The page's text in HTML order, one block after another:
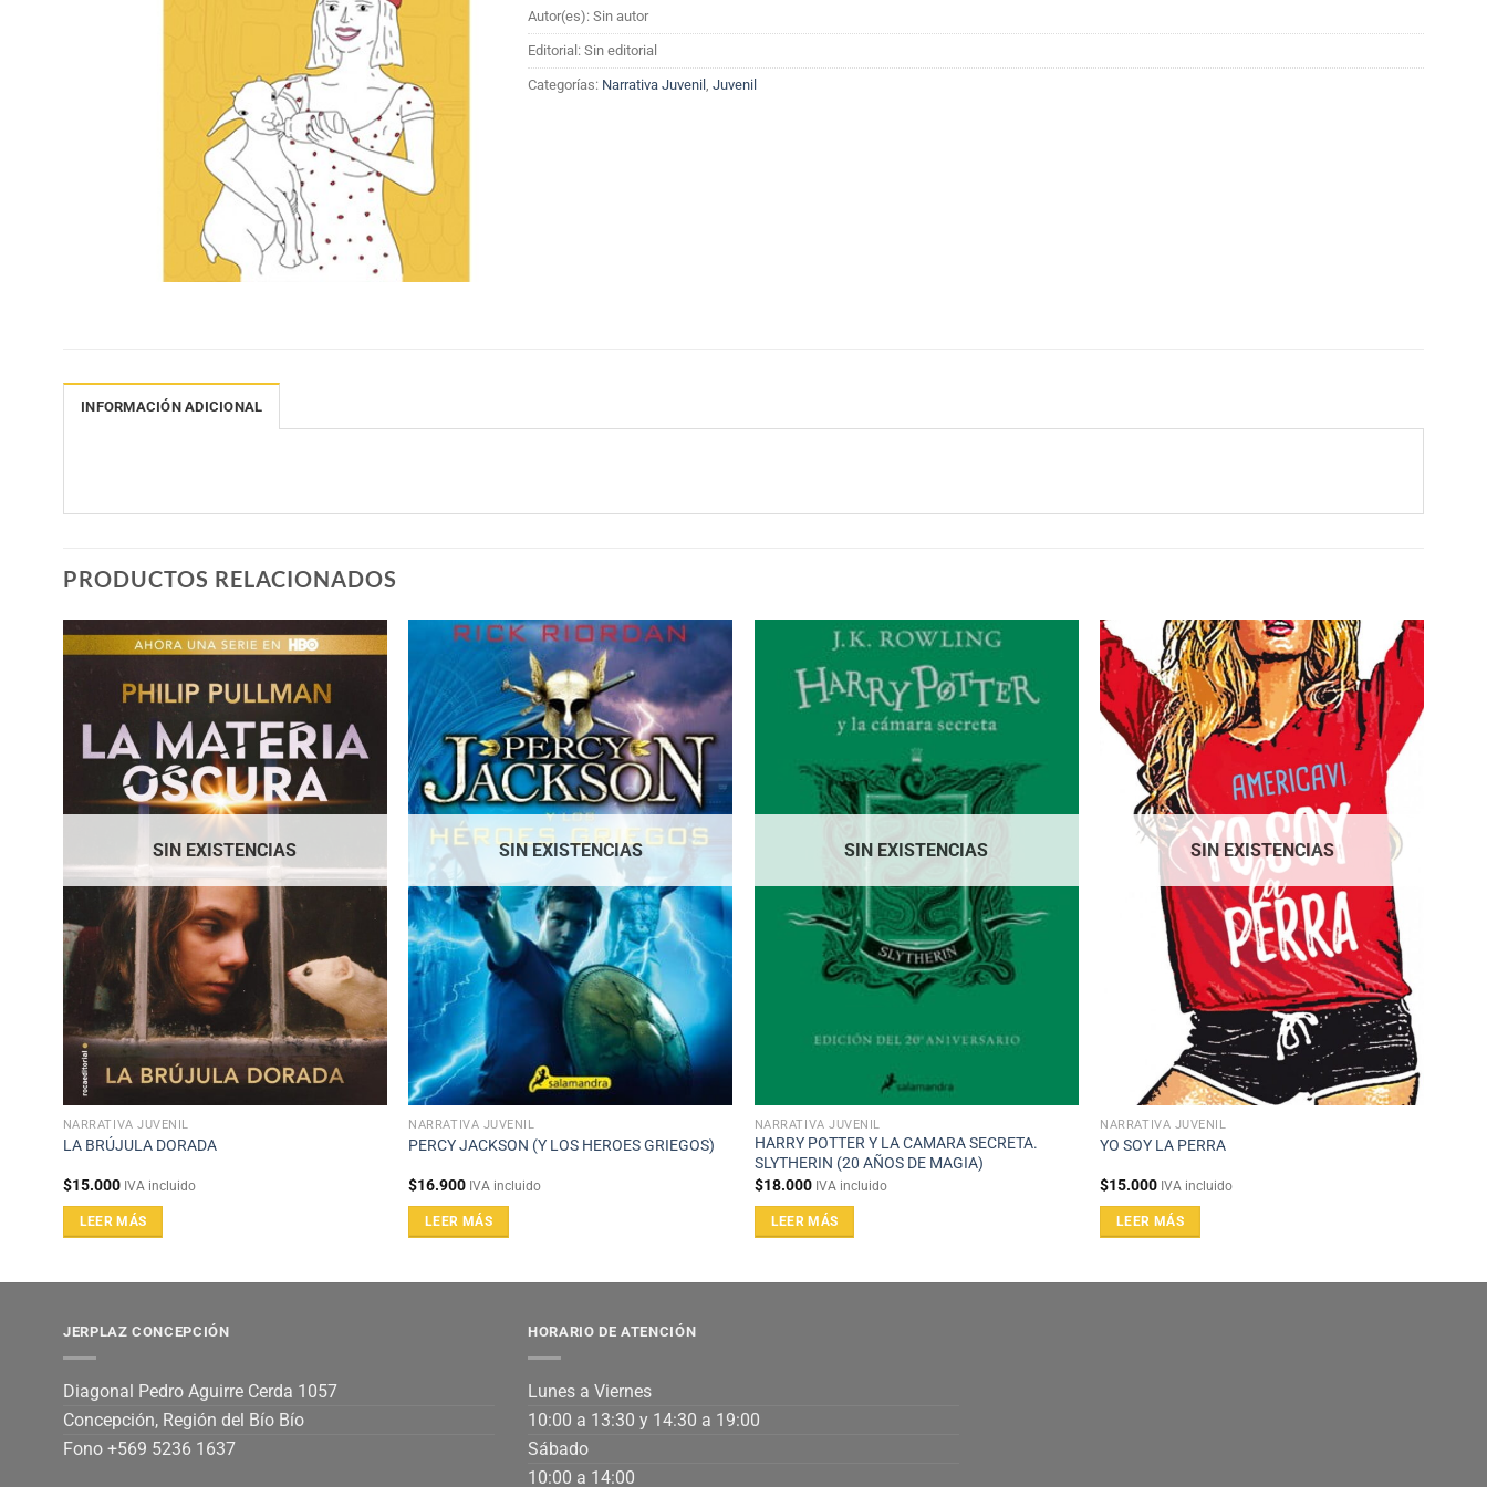
Autor(es): Sin autor
Editorial: Sin editorial
Categorías: Narrativa Juvenil Juvenil
INFORMACIÓN ADICIONAL
PRODUCTOS RELACIONADOS
SIN EXISTENCIAS
NARRATIVA JUVENIL
LA BRÚJULA DORADA
$15.000 IVA incluido
LEER MÁS
SIN EXISTENCIAS
NARRATIVA JUVENIL
PERCY JACKSON (Y LOS HEROES GRIEGOS)
$16.900 IVA incluido
LEER MÁS
SIN EXISTENCIAS
NARRATIVA JUVENIL
HARRY POTTER Y LA CAMARA SECRETA.
SLYTHERIN (20 AÑOS DE MAGIA)
$18.000 IVA incluido
LEER MÁS
SIN EXISTENCIAS
NARRATIVA JUVENIL
YO SOY LA PERRA
$15.000 IVA incluido
LEER MÁS
JERPLAZ CONCEPCIÓN
Diagonal Pedro Aguirre Cerda 1057
Concepción, Región del Bío Bío
Fono +569 5236 1637
HORARIO DE ATENCIÓN
Lunes a Viernes
10:00 a 13:30 y 14:30 a 19:00
Sábado
10:00 a 14:00